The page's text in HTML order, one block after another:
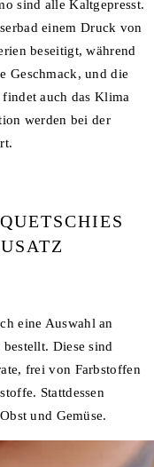
sind alle Kaltgepresst.
einem Druck von
beseitigt, während
Geschmack, und die
auch das Klima
werden bei der
eine Auswahl an
Diese sind
frei von Farbstoffen
Stattdessen
und Gemüse.